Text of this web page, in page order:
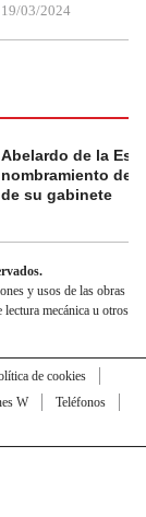
19/03/2024
Abelardo de la
nombramiento de
de su gabinete
y usos de las obras
lectura mecánica u otros
de cookies
W
Teléfonos